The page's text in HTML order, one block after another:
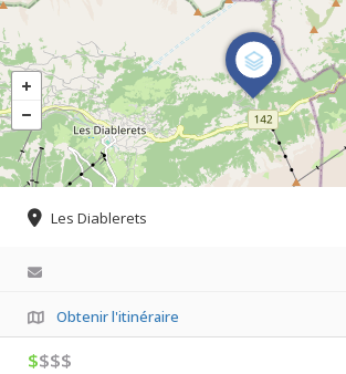
Les Diablerets
Obtenir l'itinéraire
$$$$